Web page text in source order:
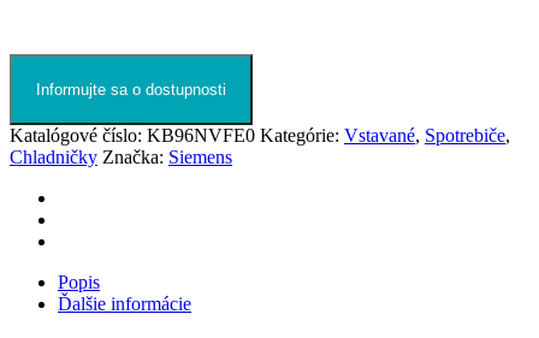
Informujte sa o dostupnosti
Katalógové číslo: KB96NVFE0 Kategórie: Vstavané, Spotrebiče,
Chladničky Značka: Siemens
Popis
Ďalšie informácie